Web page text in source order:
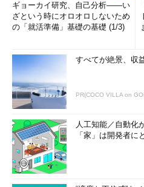
ギョーカイ研究、自己分析――い
ざという時にオロオロしないため
の「就活準備」基礎の基礎 (1/3)
すべてが絶景、収
PR(COCO VILLA on
人工知能／自動
「家」は開発者に